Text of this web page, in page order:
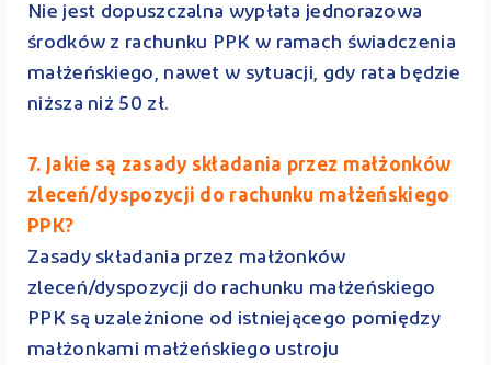
Nie jest dopuszczalna wypłata jednorazowa
środków z rachunku PPK w ramach świadczenia
małżeńskiego, nawet w sytuacji, gdy rata będzie
niższa niż 50 zł.
7. Jakie są zasady składania przez małżonków
zleceń/dyspozycji do rachunku małżeńskiego
PPK?
Zasady składania przez małżonków
zleceń/dyspozycji do rachunku małżeńskiego
PPK są uzależnione od istniejącego pomiędzy
małżonkami małżeńskiego ustroju